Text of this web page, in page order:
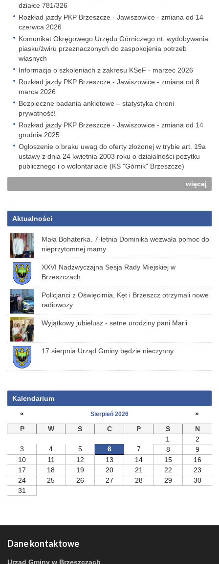
działce 781/326
Rozkład jazdy PKP Brzeszcze - Jawiszowice - zmiana od 14
czerwca 2026
Komunikat Okręgowego Urzędu Górniczego nt. wydobywania
piasku/żwiru przeznaczonych do zaspokojenia potrzeb
własnych
Informacja o szkoleniach z zakresu KSeF - marzec 2026
Rozkład jazdy PKP Brzeszcze - Jawiszowice - zmiana od 8
marca 2026
Bezpieczne badania ankietowe – statystyka chroni
prywatność!
Rozkład jazdy PKP Brzeszcze - Jawiszowice - zmiana od 14
grudnia 2025
Ogłoszenie o braku uwag do oferty złożonej w trybie art. 19a
ustawy z dnia 24 kwietnia 2003 roku o działalności pożytku
publicznego i o wolontariacie (KS "Górnik" Brzeszcze)
więcej
Aktualności
Mała Bohaterka. 7-letnia Dominika wezwała pomoc do
nieprzytomnej mamy
XXVI Nadzwyczajna Sesja Rady Miejskiej w
Brzeszczach
Policjanci z Oświęcimia, Kęt i Brzeszcz otrzymali nowe
radiowozy
Wyjątkowy jubielusz - setne urodziny pani Marii
17 sierpnia Urząd Gminy będzie nieczynny
Kalendarium
«
Sierpień 2026
»
P
W S C P S
N
1
2
3
4 5 6 7 8
9
10
11 12 13 14 15
16
17
18 19 20 21 22
23
24
25 26 27 28 29
30
31
Dane kontaktowe
Urząd Gminy w Brzeszczach